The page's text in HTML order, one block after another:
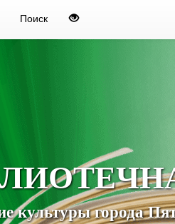
Поиск
культуры города